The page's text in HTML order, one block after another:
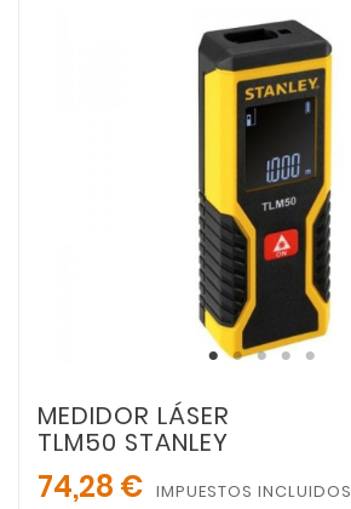
MEDIDOR LÁSER
TLM50 STANLEY
74,28 € IMPUESTOS INCLUIDOS